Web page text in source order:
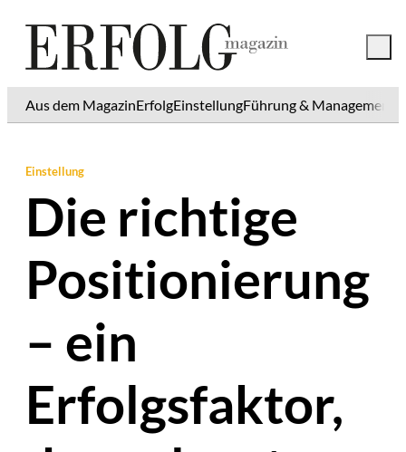
Aus dem MagazinErfolgEinstellungFührung & Management
Einstellung
Die richtige
Positionierung
– ein
Erfolgsfaktor,